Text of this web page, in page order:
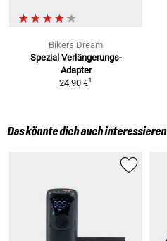
Bikers Dream
Spezial Verlängerungs-
Adapter
24,90 €1
Das könnte dich auch interessieren